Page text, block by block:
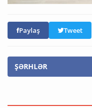
Paylaş Tweet
ŞƏRHLƏR